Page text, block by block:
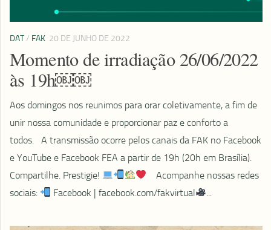
DAT/ FAK 20 DE JUNHO DE 2022
Momento de irradiação 26/06/2022
às 19h￼￼
Aos domingos nos reunimos para orar coletivamente, a fim de
unir nossa comunidade e proporcionar paz e conforto a
todos.⠀A transmissão ocorre pelos canais da FAK no Facebook
e YouTube e Facebook FEA a partir de 19h (20h em Brasília).
Compartilhe. Prestigie!
⠀ Acompanhe nossas redes
sociais:
Facebook | facebook.com/fakvirtual